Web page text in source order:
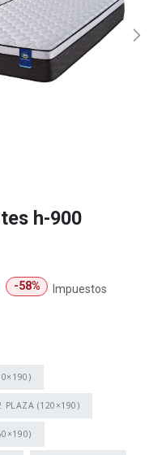
h-900
-58%
Impuestos
PLAZA (120×190)